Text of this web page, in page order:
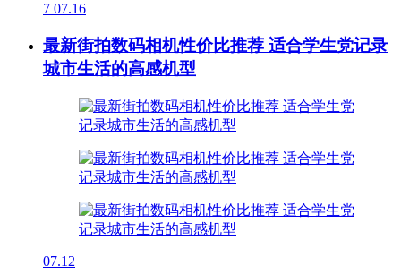
7 07.16
最新街拍数码相机性价比推荐 适合学生党记录
城市生活的高感机型
07.12